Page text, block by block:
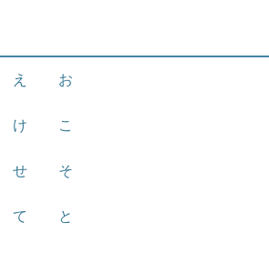
え お
け こ
せ そ
て と